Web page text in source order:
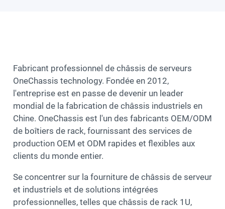
Fabricant professionnel de châssis de serveurs
OneChassis technology. Fondée en 2012,
l'entreprise est en passe de devenir un leader
mondial de la fabrication de châssis industriels en
Chine. OneChassis est l'un des fabricants OEM/ODM
de boîtiers de rack, fournissant des services de
production OEM et ODM rapides et flexibles aux
clients du monde entier.
Se concentrer sur la fourniture de châssis de serveur
et industriels et de solutions intégrées
professionnelles, telles que châssis de rack 1U,